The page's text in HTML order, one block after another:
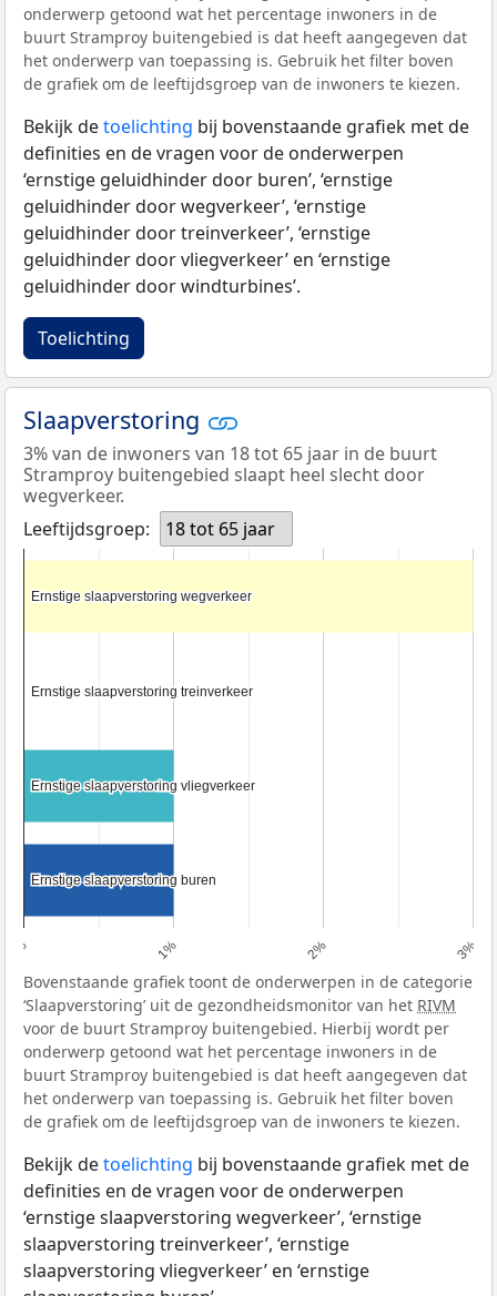
onderwerp getoond wat het percentage inwoners in de
buurt Stramproy buitengebied is dat heeft aangegeven dat
het onderwerp van toepassing is. Gebruik het filter boven
de grafiek om de leeftijdsgroep van de inwoners te kiezen.
Bekijk detoelichting bij bovenstaande grafiek met de
definities en de vragen voor de onderwerpen
‘ernstige geluidhinder door buren’, ‘ernstige
geluidhinder door wegverkeer’, ‘ernstige
geluidhinder door treinverkeer’, ‘ernstige
geluidhinder door vliegverkeer’ en ‘ernstige
geluidhinder door windturbines’.
Toelichting
Slaapverstoring
3% van de inwoners van 18 tot 65 jaar in de buurt
Stramproy buitengebied slaapt heel slecht door
wegverkeer.
Leeftijdsgroep:
18 tot 65 jaar
0% 1% 2% 3%
Ernstige slaapverstoring wegverkeer
Ernstige slaapverstoring wegverkeer
Ernstige slaapverstoring treinverkeer
Ernstige slaapverstoring treinverkeer
Ernstige slaapverstoring vliegverkeer
Ernstige slaapverstoring vliegverkeer
Ernstige slaapverstoring buren
Ernstige slaapverstoring buren
Bovenstaande grafiek toont de onderwerpen in de categorie
‘Slaapverstoring’ uit de gezondheidsmonitor van het RIVM
voor de buurt Stramproy buitengebied. Hierbij wordt per
onderwerp getoond wat het percentage inwoners in de
buurt Stramproy buitengebied is dat heeft aangegeven dat
het onderwerp van toepassing is. Gebruik het filter boven
de grafiek om de leeftijdsgroep van de inwoners te kiezen.
Bekijk detoelichting bij bovenstaande grafiek met de
definities en de vragen voor de onderwerpen
‘ernstige slaapverstoring wegverkeer’, ‘ernstige
slaapverstoring treinverkeer’, ‘ernstige
slaapverstoring vliegverkeer’ en ‘ernstige